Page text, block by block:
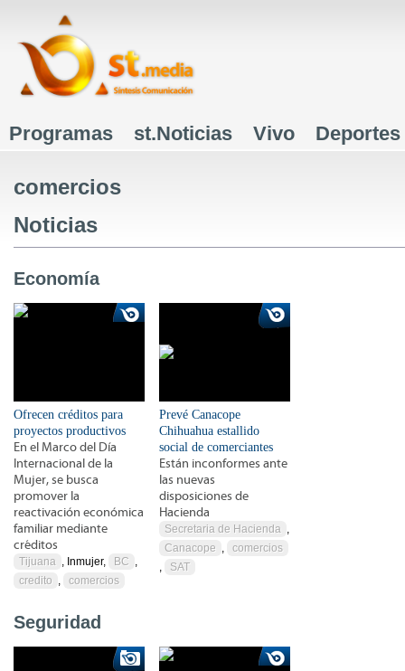
Menú principal
Programas st.Noticias Vivo Deportes
comercios
Noticias
Economía
Ofrecen créditos para
proyectos productivos
En el Marco del Día
Internacional de la
Mujer, se busca
promover la
reactivación económica
familiar mediante
créditos
Tijuana , Inmujer, BC ,
credito , comercios
Prevé Canacope
Chihuahua estallido
social de comerciantes
Están inconformes ante
las nuevas
disposiciones de
Hacienda
Secretaria de Hacienda ,
Canacope ,
comercios
,
SAT
Seguridad